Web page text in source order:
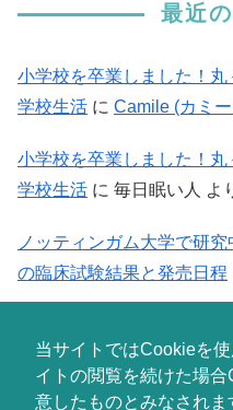
当サイトではCookieを
イトの閲覧を続けた場
意したものとみなされま
最近
小学校を卒業しました！
学校生活 に Camile (カミ
小学校を卒業しました！
学校生活 に 毎日眠い人 よ
ノッティンガム大学で研
の臨床試験結果と発売日程